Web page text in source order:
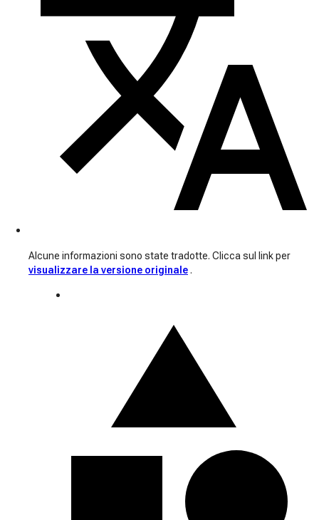
Alcune informazioni sono state tradotte. Clicca sul link per
visualizzare la versione originale .